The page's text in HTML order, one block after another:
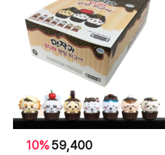
10%59,400